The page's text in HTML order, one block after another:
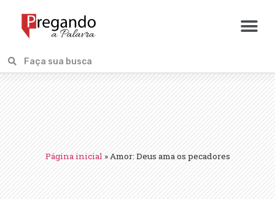
Página inicial » Amor: Deus ama os pecadores